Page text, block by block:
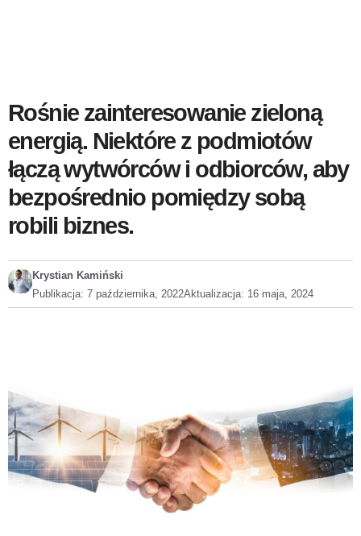
Rośnie zainteresowanie zieloną
energią. Niektóre z podmiotów
łączą wytwórców i odbiorców, aby
bezpośrednio pomiędzy sobą
robili biznes.
Krystian Kamiński
Publikacja: 7 października, 2022Aktualizacja: 16 maja, 2024